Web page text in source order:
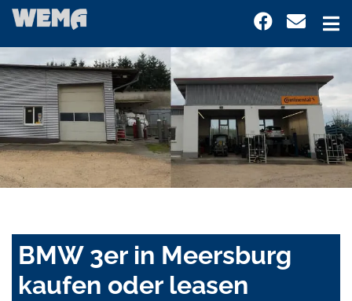
BMW 3er in Meersburg
kaufen oder leasen